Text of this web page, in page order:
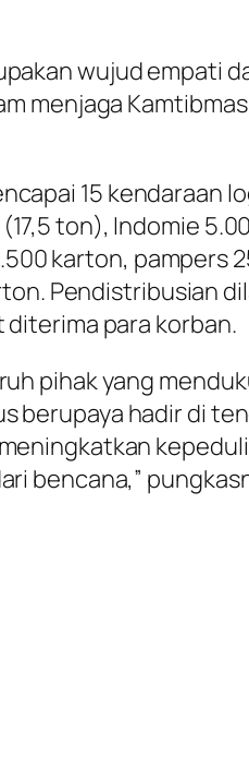
wujud empati
menjaga
15 kendaraan
ton), Indomie
karton,
Pendistribusian
para korban.
pihak yang
berupaya hadir di
bencana,”